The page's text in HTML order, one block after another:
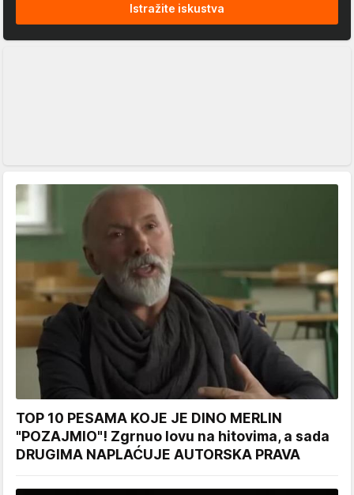
Istražite iskustva
TOP 10 PESAMA KOJE JE DINO MERLIN
"POZAJMIO"! Zgrnuo lovu na hitovima, a sada
DRUGIMA NAPLAĆUJE AUTORSKA PRAVA